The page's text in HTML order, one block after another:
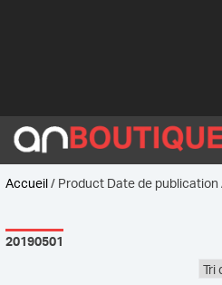
Accueil/ Product Date de publication
20190501